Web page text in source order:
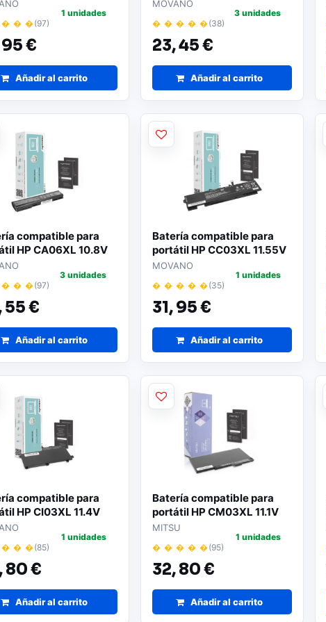
� �(97)
95 €
1 unidades
Añadir al carrito
MOVANO
� � � � �(38)
23,45 €
3 unidades
Añadir al carrito
compatible para
HP CA06XL 10.8V
mAh Movano
� �(97)
55 €
3 unidades
Añadir al carrito
Batería compatible para
portátil HP CC03XL 11.55V
4848mAh Movano
MOVANO
� � � � �(35)
31,95 €
1 unidades
Añadir al carrito
compatible para
HP CI03XL 11.4V
Movano
� �(85)
80 €
1 unidades
Añadir al carrito
Batería compatible para
portátil HP CM03XL 11.1V
4400 mAh Mitsu
MITSU
� � � � �(95)
32,80 €
1 unidades
Añadir al carrito